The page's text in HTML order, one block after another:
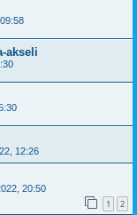
akseli
12:26
20:50
1 2